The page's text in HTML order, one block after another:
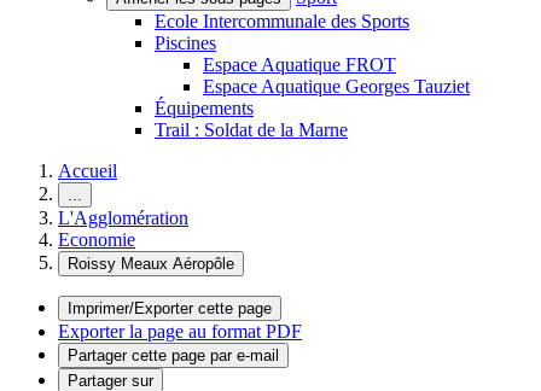
Ecole Intercommunale des Sports
Piscines
Espace Aquatique FROT
Espace Aquatique Georges Tauziet
Équipements
Trail : Soldat de la Marne
Accueil
...
L'Agglomération
Economie
Roissy Meaux Aéropôle
Imprimer/Exporter cette page
Exporter la page au format PDF
Partager cette page par e-mail
Partager sur